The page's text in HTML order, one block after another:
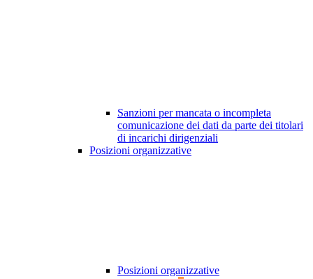
Sanzioni per mancata o incompleta
comunicazione dei dati da parte dei titolari
di incarichi dirigenziali
Posizioni organizzative
Posizioni organizzative